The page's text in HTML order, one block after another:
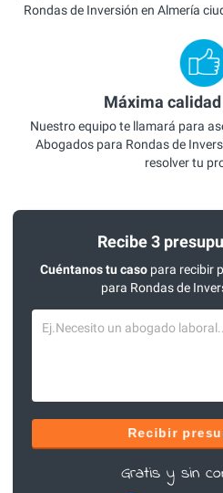
Rondas de Inversión en Almería
Máxima
Nuestro equipo te llamará para
Abogados para Rondas de
resolver tu
Recibe 3
Cuéntanos tu casopara recibir
para Rondas de
Recibir
Gratis y sin